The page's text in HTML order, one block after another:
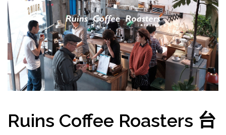
Ruins Coffee Roasters 台